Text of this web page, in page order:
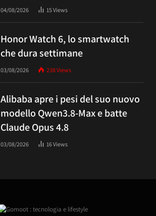
04/08/2026 15Views
Honor Watch 6, lo smartwatch
che dura settimane
03/08/2026 238Views
Alibaba apre i pesi del suo nuovo
modello Qwen3.8-Max e batte
Claude Opus 4.8
03/08/2026 16Views